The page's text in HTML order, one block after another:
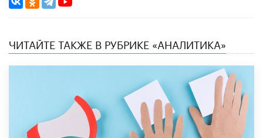
ЧИТАЙТЕ ТАКЖЕ В РУБРИКЕ «АНАЛИТИКА»